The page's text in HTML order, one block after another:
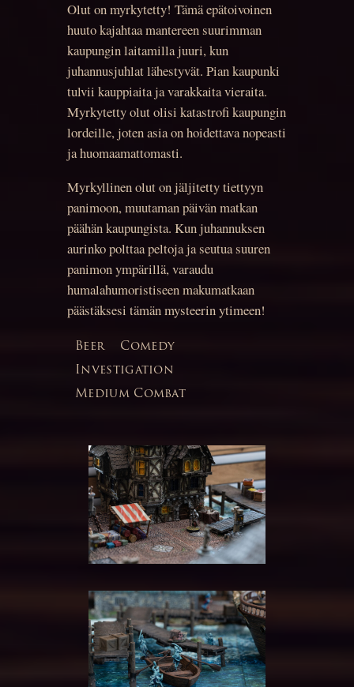
Olut on myrkytetty! Tämä epätoivoinen
huuto kajahtaa mantereen suurimman
kaupungin laitamilla juuri, kun
juhannusjuhlat lähestyvät. Pian kaupunki
tulvii kauppiaita ja varakkaita vieraita.
Myrkytetty olut olisi katastrofi kaupungin
lordeille, joten asia on hoidettava nopeasti
ja huomaamattomasti.
Myrkyllinen olut on jäljitetty tiettyyn
panimoon, muutaman päivän matkan
päähän kaupungista. Kun juhannuksen
aurinko polttaa peltoja ja seutua suuren
panimon ympärillä, varaudu
humalahumoristiseen makumatkaan
päästäksesi tämän mysteerin ytimeen!
Beer
Comedy
Investigation
Medium Combat